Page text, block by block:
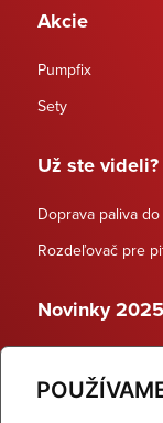
Akcie
Pumpfix
Sety
Už ste videli?
Doprava paliva
Rozdeľovač pre
Novinky 2025
Dynamické